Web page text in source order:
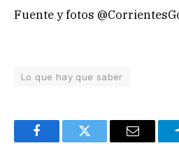
Fuente y fotos
Lo que hay que saber
FacebookTwitter Email